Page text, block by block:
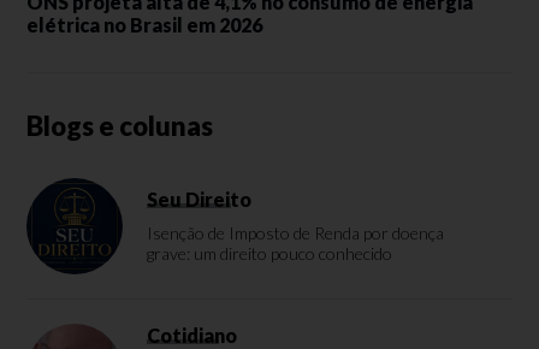
elétrica no Brasil em 2026
Blogs e colunas
Seu Direito
Isenção de Imposto de Renda por doença
grave: um direito pouco conhecido
Cotidiano